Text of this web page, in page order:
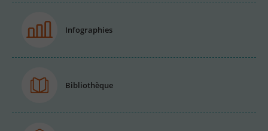
Infographies
Bibliothèque